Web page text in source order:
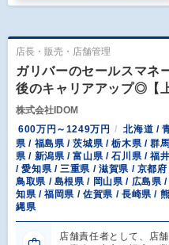
店長・販売・店舗管理
ガリバーのセールスマ
後のキャリアアップ◎【
株式会社IDOM
600万円～1249万円
北海道 /
県 / 福島県 / 茨城県 / 栃木県 / 群
県 / 新潟県 / 富山県 / 石川県 / 福
/ 愛知県 / 三重県 / 滋賀県 / 京都
鳥取県 / 島根県 / 岡山県 / 広島県
知県 / 福岡県 / 佐賀県 / 長崎県 /
縄県
店舗責任者として、店